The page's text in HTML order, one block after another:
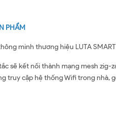
PHẨM
minh thương hiệu LUTA
sẽ kết nối thành mạng mesh
truy cập hệ thống Wifi trong nhà,